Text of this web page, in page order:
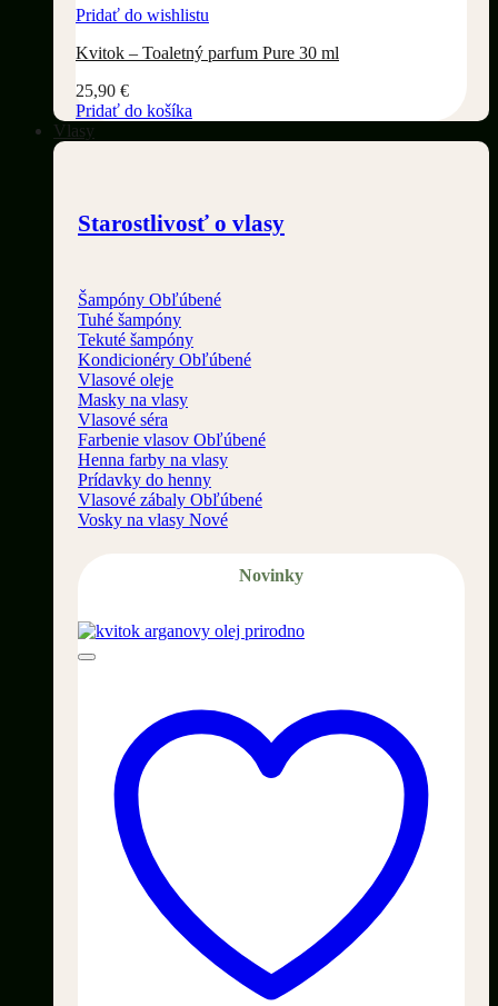
Pridať do wishlistu
Kvitok – Toaletný parfum Pure 30 ml
25,90 €
Pridať do košíka
Vlasy
Starostlivosť o vlasy
Šampóny
Tuhé šampóny
Tekuté šampóny
Kondicionéry
Vlasové oleje
Masky na vlasy
Vlasové séra
Farbenie vlasov
Henna farby na vlasy
Prídavky do henny
Vlasové zábaly
Vosky na vlasy
Novinky